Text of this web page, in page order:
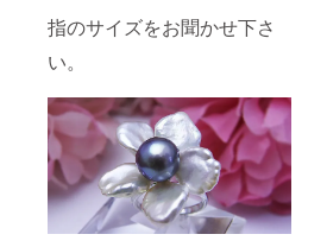
指のサイズをお聞かせ下さ
い。